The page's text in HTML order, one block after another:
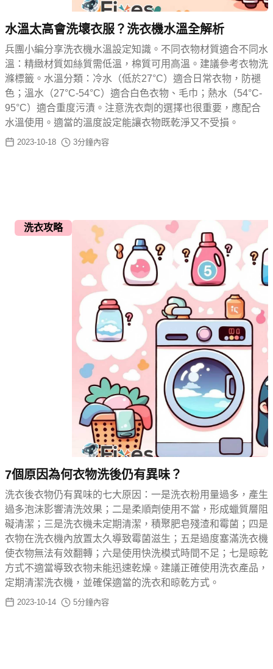
水溫太高會洗壞衣服？洗衣機水溫全解析
兵團小編分享洗衣機水溫設定知識。不同衣物材質適合不同水
溫：精緻材質如絲質需低溫，棉質可用高溫。建議參考衣物洗
滌標籤。水溫分類：冷水（低於27°C）適合日常衣物，防褪
色；溫水（27°C-54°C）適合白色衣物、毛巾；熱水（54°C-
95°C）適合重度污漬。注意洗衣劑的選擇也很重要，應配合
水溫使用。適當的溫度設定能讓衣物既乾淨又不受損。
2023-10-18 3分鐘內容
洗衣攻略
7個原因為何衣物洗後仍有異味？
洗衣後衣物仍有異味的七大原因：一是洗衣粉用量過多，產生
過多泡沫影響清洗效果；二是柔順劑使用不當，形成蠟質層阻
礙清潔；三是洗衣機未定期清潔，積聚肥皂殘渣和霉菌；四是
衣物在洗衣機內放置太久導致霉菌滋生；五是過度塞滿洗衣機
使衣物無法有效翻轉；六是使用快洗模式時間不足；七是晾乾
方式不適當導致衣物未能迅速乾燥。建議正確使用洗衣產品，
定期清潔洗衣機，並確保適當的洗衣和晾乾方式。
2023-10-14 5分鐘內容